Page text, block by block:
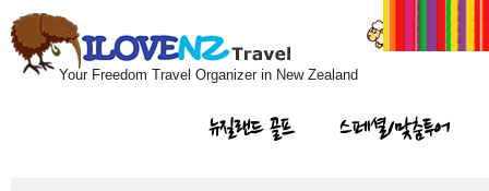
Your Freedom Travel Organizer in New Zealand
뉴질랜드 골프 스페셜/맞춤투어